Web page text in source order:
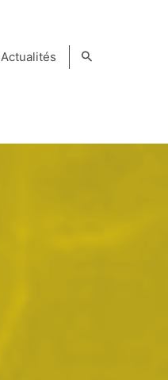
Actualités